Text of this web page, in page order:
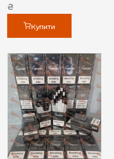
₴
Купити